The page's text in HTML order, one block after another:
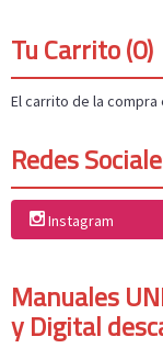
Tu Carrito (0)
El carrito de la compra
Redes
Instagram
Manuales
y Digital